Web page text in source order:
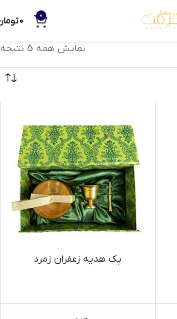
0
0
نمایش همه 5 نتیجه
پک هدیه زعفران زمرد